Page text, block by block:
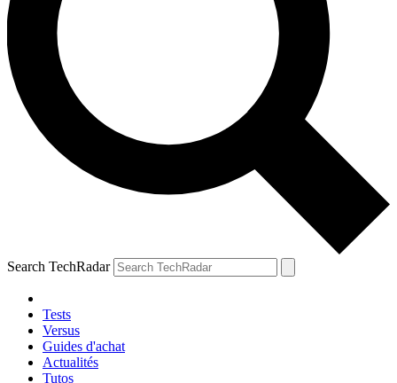
Search TechRadar
Tests
Versus
Guides d'achat
Actualités
Tutos